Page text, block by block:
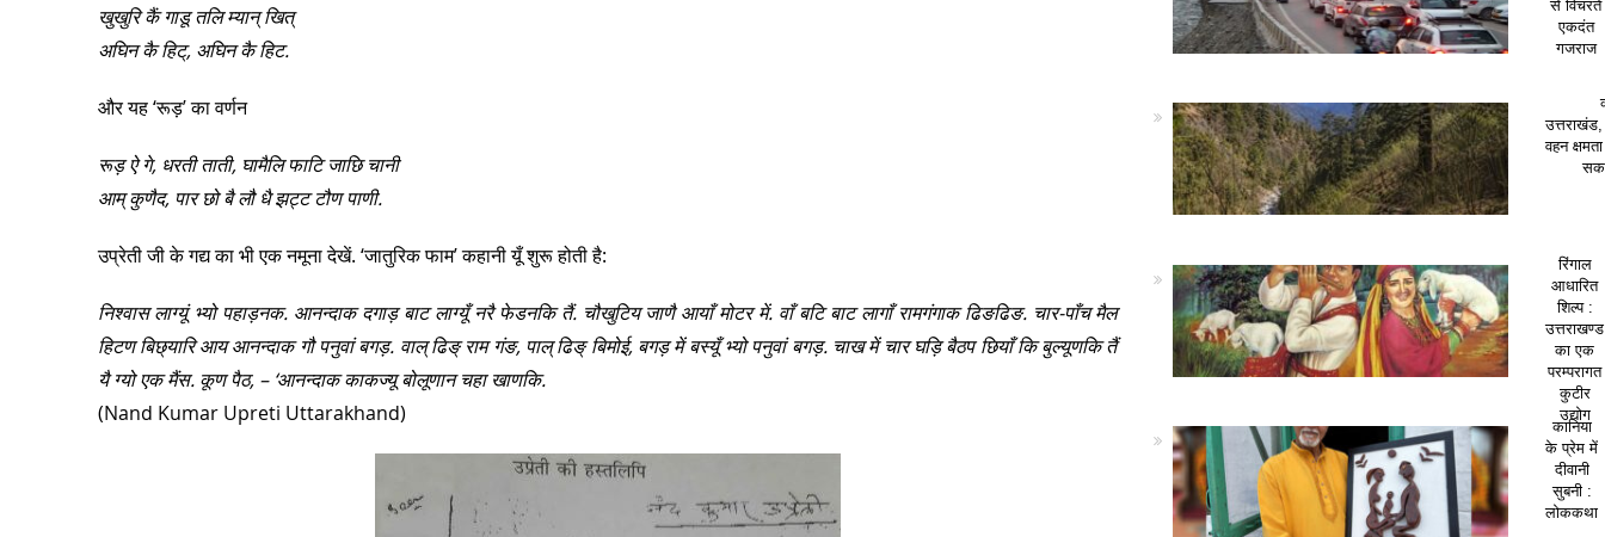
खुखुरि कैं गाडू तलि म्यान् खित्
अघिन कै हिट्, अघिन कै हिट.
और यह ‘रूड़’ का वर्णन
रूड़ ऐ गे, धरती ताती, घामैलि फाटि जाछि चानी
आम् कुणैद, पार छो बै लौ धै झट्ट टौण पाणी.
उप्रेती जी के गद्य का भी एक नमूना देखें. ‘जातुरिक फाम’ कहानी यूँ शुरू होती है:
निश्वास लाग्यूं भ्यो पहाड़नक. आनन्दाक दगाड़ बाट लाग्यूँ नरै फेडनकि तैं. चौखुटिय जाणै आयाँ मोटर में. वाँ बटि बाट लागाँ रामगंगाक ढिङढिङ. चार-पाँच मैल
हिटण बिछ्यारि आय आनन्दाक गौ पनुवां बगड़. वाल् ढिङ् राम गंङ, पाल् ढिङ् बिमोई, बगड़ में बस्यूँ भ्यो पनुवां बगड़. चाख में चार घड़ि बैठप छियाँ कि बुल्यूणकि तैं
यै ग्यो एक मैंस. कूण पैठ, – ‘आनन्दाक काकज्यू बोलूणान चहा खाणकि.
(Nand Kumar Upreti Uttarakhand)
से विचरते
एकदंत
गजराज
उत्तराखंड,
वहन
रिंगाल
आधारित
शिल्प :
उत्तराखण्ड
का एक
परम्परागत
कुटीर
उद्योग
कानिया
के प्रेम में
दीवानी
सुबनी :
लोककथा